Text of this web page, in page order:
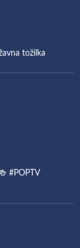
tožilka
#POPTV